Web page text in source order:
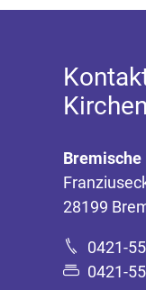
Bremische
28199
0421-
0421-